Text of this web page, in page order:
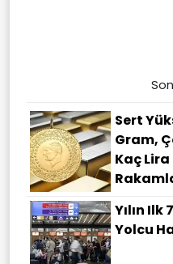
Sert
Gram,
Kaç Lira
Yılın Ilk
Yolcu